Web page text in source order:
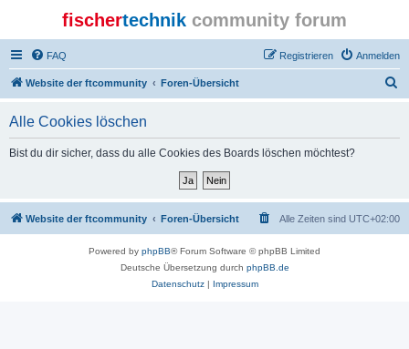
fischertechnik community forum
FAQ Anmelden
Registrieren
Website der ftcommunity Foren-Übersicht
Alle Cookies löschen
Bist du dir sicher, dass du alle Cookies des Boards löschen möchtest?
Website der ftcommunity Foren-Übersicht Alle Zeiten sind UTC+02:00
Powered by phpBB® Forum Software © phpBB Limited
Deutsche Übersetzung durch phpBB.de
Datenschutz| Impressum